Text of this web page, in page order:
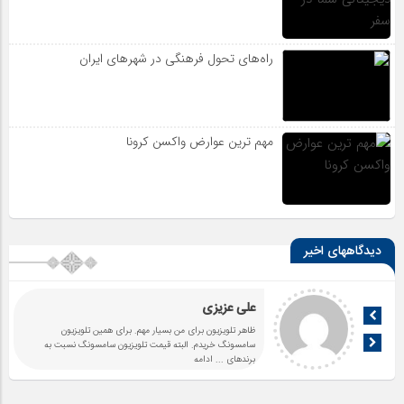
راه‌های تحول فرهنگی در شهرهای ایران
مهم ترین عوارض واکسن کرونا
دیدگاههای اخیر
علی عزیزی
ظاهر تلویزیون برای من بسیار مهم. برای همین تلویزیون
سامسونگ خریدم. البته قیمت تلویزیون سامسونگ نسبت به
برندهای ... ادامه